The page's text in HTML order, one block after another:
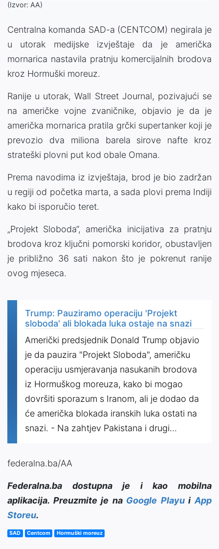
(Izvor: AA)
Centralna komanda SAD-a (CENTCOM) negirala je
u utorak medijske izvještaje da je američka
mornarica nastavila pratnju komercijalnih brodova
kroz Hormuški moreuz.
Ranije u utorak, Wall Street Journal, pozivajući se
na američke vojne zvaničnike, objavio je da je
američka mornarica pratila grčki supertanker koji je
prevozio dva miliona barela sirove nafte kroz
strateški plovni put kod obale Omana.
Prema navodima iz izvještaja, brod je bio zadržan
u regiji od početka marta, a sada plovi prema Indiji
kako bi isporučio teret.
„Projekt Sloboda“, američka inicijativa za pratnju
brodova kroz ključni pomorski koridor, obustavljen
je približno 36 sati nakon što je pokrenut ranije
ovog mjeseca.
Trump: Pauziramo operaciju 'Projekt
sloboda' ali blokada luka ostaje na snazi
Američki predsjednik Donald Trump objavio
je da pauzira "Projekt Sloboda", američku
operaciju usmjeravanja nasukanih brodova
iz Hormuškog moreuza, kako bi mogao
dovršiti sporazum s Iranom, ali je dodao da
će američka blokada iranskih luka ostati na
snazi. - Na zahtjev Pakistana i drugi...
federalna.ba/AA
Federalna.ba dostupna je i kao mobilna
aplikacija. Preuzmite je na Google PlayuiApp
Storeu.
SAD Centcom Hormuški moreuz